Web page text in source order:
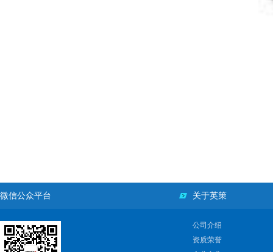
微信公众平台 关于英策
公司介绍
资质荣誉